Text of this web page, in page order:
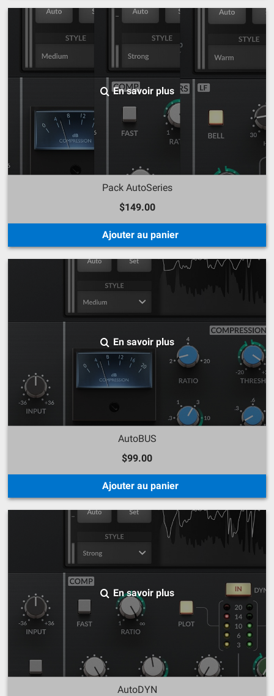
En savoir plus
Pack AutoSeries
$149.00
Ajouter au panier
En savoir plus
AutoBUS
$99.00
Ajouter au panier
En savoir plus
AutoDYN